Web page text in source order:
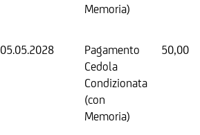
Memoria)
05.05.2028
Pagamento
Cedola
Condizionata
(con
Memoria)
50,00